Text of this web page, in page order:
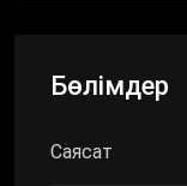
Бөлімдер
Саясат